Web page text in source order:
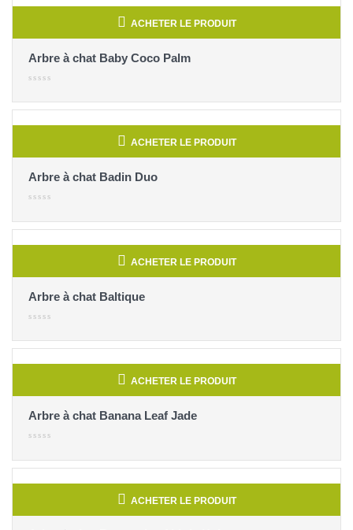
ACHETER LE PRODUIT
Arbre à chat Baby Coco Palm
ACHETER LE PRODUIT
Arbre à chat Badin Duo
ACHETER LE PRODUIT
Arbre à chat Baltique
ACHETER LE PRODUIT
Arbre à chat Banana Leaf Jade
ACHETER LE PRODUIT